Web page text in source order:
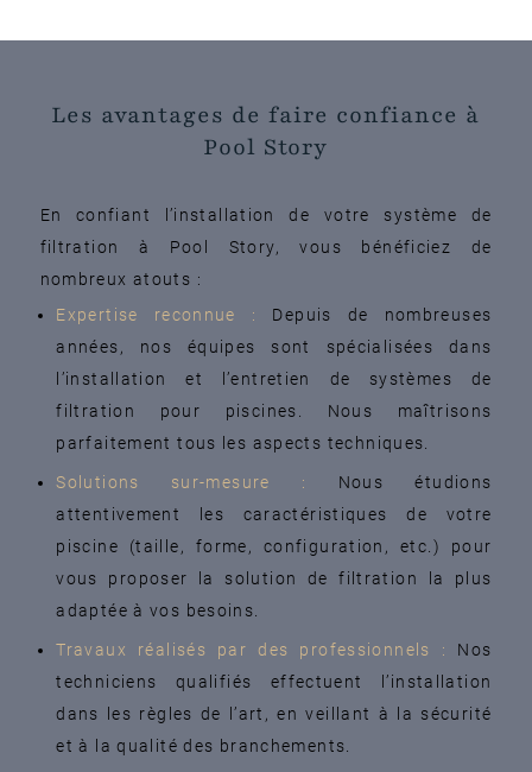
Les avantages de faire confiance à
Pool Story
En confiant l’installation de votre système de
filtration à Pool Story, vous bénéficiez de
nombreux atouts :
Expertise reconnue :
Depuis de nombreuses
années, nos équipes sont spécialisées dans
l’installation et l’entretien de systèmes de
filtration pour piscines. Nous maîtrisons
parfaitement tous les aspects techniques.
Solutions sur-mesure :
Nous étudions
attentivement les caractéristiques de votre
piscine (taille, forme, configuration, etc.) pour
vous proposer la solution de filtration la plus
adaptée à vos besoins.
Travaux réalisés par des professionnels :
Nos
techniciens qualifiés effectuent l’installation
dans les règles de l’art, en veillant à la sécurité
et à la qualité des branchements.